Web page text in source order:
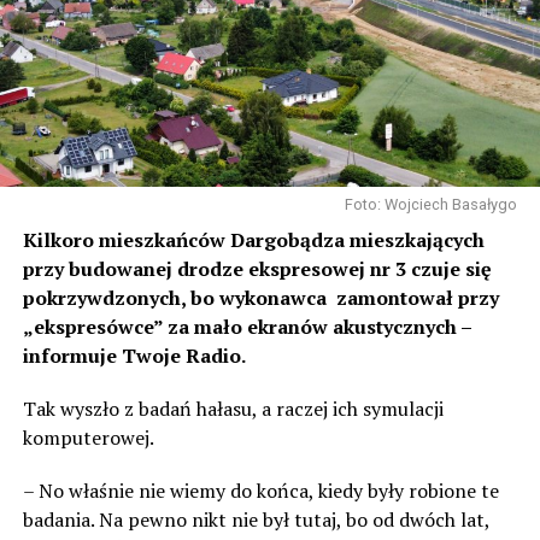
Foto: Wojciech Basałygo
Kilkoro mieszkańców Dargobądza mieszkających
przy budowanej drodze ekspresowej nr 3 czuje się
pokrzywdzonych, bo wykonawca zamontował przy
„ekspresówce” za mało ekranów akustycznych –
informuje Twoje Radio.
Tak wyszło z badań hałasu, a raczej ich symulacji
komputerowej.
– No właśnie nie wiemy do końca, kiedy były robione te
badania. Na pewno nikt nie był tutaj, bo od dwóch lat,